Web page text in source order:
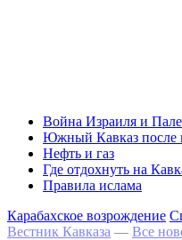
Война Израиля и
Южный Кавказ после
Нефть и газ
Где отдохнуть на
Правила ислама
Карабахское возрождение
Вестник Кавказа — Все